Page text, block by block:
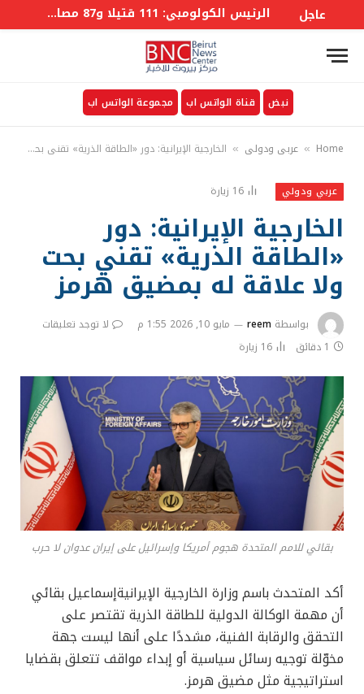
عاجل الرئيس الكولومبي: 111 قتيلا و87 مصابا بسبب الزلزال الذي ضرب البلاد
نبض قناة الواتس اب مجموعة الواتس اب
Home
» عربي ودولي » الخارجية الإيرانية: دور «الطاقة الذرية» تقني بحت ولا علاقة له بمضيق هرمز
عربي ودولي 16 زيارة
الخارجية الإيرانية: دور
«الطاقة الذرية» تقني بحت
ولا علاقة له بمضيق هرمز
بواسطة reem مايو 10, 2026 1:55 م
لا توجد تعليقات
1 دقائق
16 زيارة
بقائي للامم المتحدة هجوم أمريكا وإسرائيل على إيران عدوان لا حرب
أكد المتحدث باسم وزارة الخارجية الإيرانيةإسماعيل بقائي
أن مهمة الوكالة الدولية للطاقة الذرية تقتصر على
التحقق والرقابة الفنية، مشددًا على أنها ليست جهة
مخوّلة توجيه رسائل سياسية أو إبداء مواقف تتعلق بقضايا
استراتيجية مثل مضيق هرمز.